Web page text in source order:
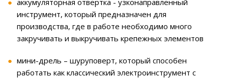
аккумуляторная отвертка - узконаправленный
инструмент, который предназначен для
производства, где в работе необходимо много
закручивать и выкручивать крепежных элементов
мини-дрель – шуруповерт, который способен
работать как классический электроинструмент с